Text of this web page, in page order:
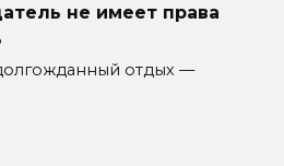
не имеет права
отдых —